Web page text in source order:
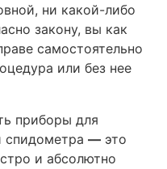
ни какой-либо
закону, вы как
самостоятельно
или без нее
приборы для
спидометра — это
и абсолютно